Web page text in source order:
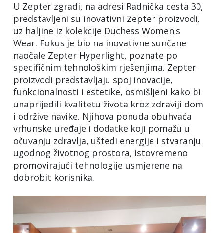
U Zepter zgradi, na adresi Radnička cesta 30,
predstavljeni su inovativni Zepter proizvodi,
uz haljine iz kolekcije Duchess Women's
Wear. Fokus je bio na inovativne sunčane
naočale Zepter Hyperlight, poznate po
specifičnim tehnološkim rješenjima. Zepter
proizvodi predstavljaju spoj inovacije,
funkcionalnosti i estetike, osmišljeni kako bi
unaprijedili kvalitetu života kroz zdraviji dom
i održive navike. Njihova ponuda obuhvaća
vrhunske uređaje i dodatke koji pomažu u
očuvanju zdravlja, uštedi energije i stvaranju
ugodnog životnog prostora, istovremeno
promovirajući tehnologije usmjerene na
dobrobit korisnika.